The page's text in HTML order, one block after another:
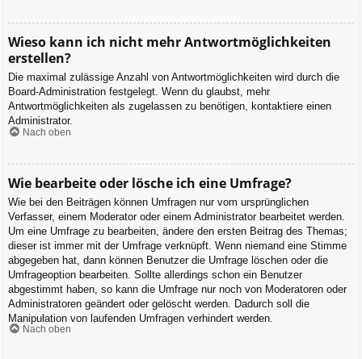
Wieso kann ich nicht mehr Antwortmöglichkeiten
erstellen?
Die maximal zulässige Anzahl von Antwortmöglichkeiten wird durch die
Board-Administration festgelegt. Wenn du glaubst, mehr
Antwortmöglichkeiten als zugelassen zu benötigen, kontaktiere einen
Administrator.
Nach oben
Wie bearbeite oder lösche ich eine Umfrage?
Wie bei den Beiträgen können Umfragen nur vom ursprünglichen
Verfasser, einem Moderator oder einem Administrator bearbeitet werden.
Um eine Umfrage zu bearbeiten, ändere den ersten Beitrag des Themas;
dieser ist immer mit der Umfrage verknüpft. Wenn niemand eine Stimme
abgegeben hat, dann können Benutzer die Umfrage löschen oder die
Umfrageoption bearbeiten. Sollte allerdings schon ein Benutzer
abgestimmt haben, so kann die Umfrage nur noch von Moderatoren oder
Administratoren geändert oder gelöscht werden. Dadurch soll die
Manipulation von laufenden Umfragen verhindert werden.
Nach oben